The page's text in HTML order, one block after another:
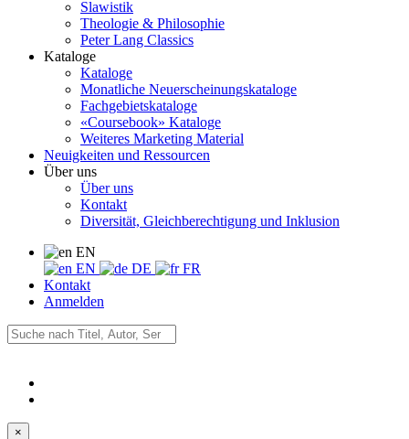
Slawistik
Theologie & Philosophie
Peter Lang Classics
Kataloge
Kataloge
Monatliche Neuerscheinungskataloge
Fachgebietskataloge
«Coursebook» Kataloge
Weiteres Marketing Material
Neuigkeiten und Ressourcen
Über uns
Über uns
Kontakt
Diversität, Gleichberechtigung und Inklusion
EN
EN
DE
FR
Kontakt
Anmelden
×